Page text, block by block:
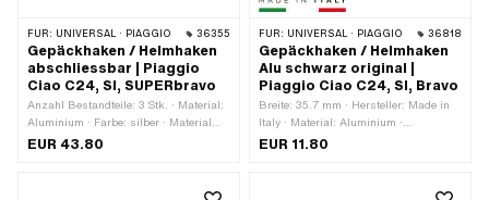
FÜR: UNIVERSAL · PIAGGIO 36355
Gepäckhaken / Helmhaken
abschliessbar | Piaggio
Ciao C24, SI, SUPERbravo
Anzahl Bestandteile: 3 Stk. · Material:
Aluminium · Farbe: silber · Material
Haken: Aluminium · Gesamtlänge: 56
EUR 43.80
FÜR: UNIVERSAL · PIAGGIO 36818
Gepäckhaken / Helmhaken
Alu schwarz original |
Piaggio Ciao C24, SI, Bravo
Breite: 35.7 mm · Hersteller: Made in
Italy · Material: Aluminium ·
Oberfläche: pulverbeschichtet · Farbe:
EUR 11.80